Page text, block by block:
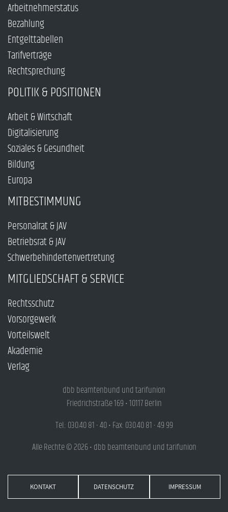
Arbeitnehmerstatus
Bezahlung
Entgelttabellen
Tarifverträge
Rechtsprechung
POLITIK & POSITIONEN
Arbeit & Wirtschaft
Digitalisierung
Soziales & Gesundheit
Bildung
Europa
MITBESTIMMUNG
Personalrat & JAV
Betriebsrat & JAV
Schwerbehindertenvertretung
MITGLIEDSCHAFT & SERVICE
Rechtsschutz
Vorsorgewerk
Vorteilswelt
Akademie
Verlag
dbb beamtenbund und tarifunion
Friedrichstraße 169 • 10117 Berlin
Tel.: 030.40 81 - 40 • Fax: 030.40 81 - 49 99
Alle Rechte © 2026 • dbb beamtenbund und tarifunion
KONTAKT DATENSCHUTZ IMPRESSUM